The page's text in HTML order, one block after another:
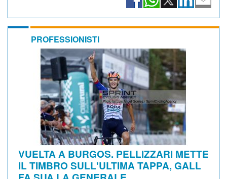
PROFESSIONISTI
VUELTA A BURGOS. PELLIZZARI METTE
IL TIMBRO SULL'ULTIMA TAPPA, GALL